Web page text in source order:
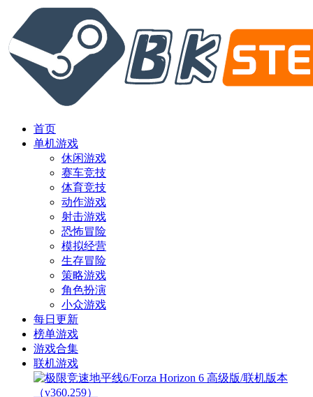
首页
单机游戏
休闲游戏
赛车竞技
体育竞技
动作游戏
射击游戏
恐怖冒险
模拟经营
生存冒险
策略游戏
角色扮演
小众游戏
每日更新
榜单游戏
游戏合集
联机游戏